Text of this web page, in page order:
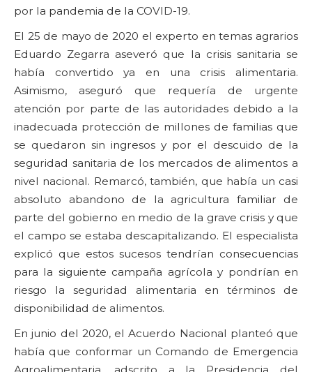
por la pandemia de la COVID-19.
El 25 de mayo de 2020 el experto en temas agrarios
Eduardo Zegarra aseveró que la crisis sanitaria se
había convertido ya en una crisis alimentaria.
Asimismo, aseguró que requería de urgente
atención por parte de las autoridades debido a la
inadecuada protección de millones de familias que
se quedaron sin ingresos y por el descuido de la
seguridad sanitaria de los mercados de alimentos a
nivel nacional. Remarcó, también, que había un casi
absoluto abandono de la agricultura familiar de
parte del gobierno en medio de la grave crisis y que
el campo se estaba descapitalizando. El especialista
explicó que estos sucesos tendrían consecuencias
para la siguiente campaña agrícola y pondrían en
riesgo la seguridad alimentaria en términos de
disponibilidad de alimentos.
En junio del 2020, el Acuerdo Nacional planteó que
había que conformar un Comando de Emergencia
Agroalimentaria, adscrito a la Presidencia del